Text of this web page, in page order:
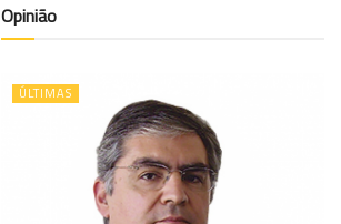
Opinião
ÚLTIMAS